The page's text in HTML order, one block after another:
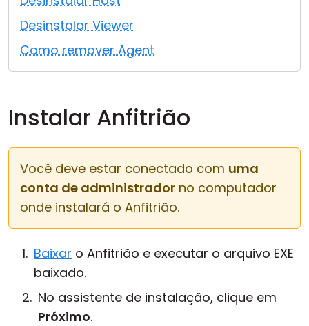
Desinstalar Viewer
Como remover Agent
Instalar Anfitrião
Você deve estar conectado com uma
conta de administrador no computador
onde instalará o Anfitrião.
Baixar o Anfitrião e executar o arquivo EXE
baixado.
No assistente de instalação, clique em
Próximo.
Nuvem & Local